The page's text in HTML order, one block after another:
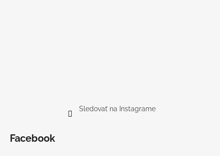
Sledovať na Instagrame
Facebook